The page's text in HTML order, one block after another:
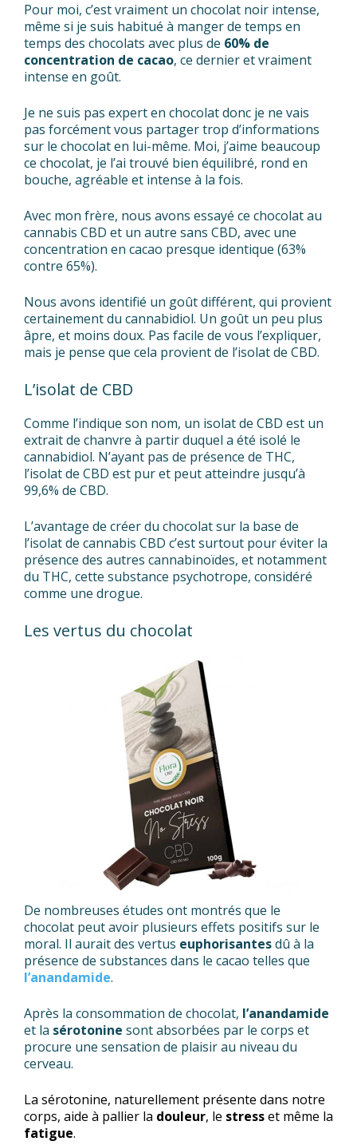
Pour moi, c’est vraiment un chocolat noir intense,
même si je suis habitué à manger de temps en
temps des chocolats avec plus de 60% de
concentration de cacao, ce dernier et vraiment
intense en goût.
Je ne suis pas expert en chocolat donc je ne vais
pas forcément vous partager trop d’informations
sur le chocolat en lui-même. Moi, j’aime beaucoup
ce chocolat, je l’ai trouvé bien équilibré, rond en
bouche, agréable et intense à la fois.
Avec mon frère, nous avons essayé ce chocolat au
cannabis CBD et un autre sans CBD, avec une
concentration en cacao presque identique (63%
contre 65%).
Nous avons identifié un goût différent, qui provient
certainement du cannabidiol. Un goût un peu plus
âpre, et moins doux. Pas facile de vous l’expliquer,
mais je pense que cela provient de l’isolat de CBD.
L’isolat de CBD
Comme l’indique son nom, un isolat de CBD est un
extrait de chanvre à partir duquel a été isolé le
cannabidiol. N’ayant pas de présence de THC,
l’isolat de CBD est pur et peut atteindre jusqu’à
99,6% de CBD.
L’avantage de créer du chocolat sur la base de
l’isolat de cannabis CBD c’est surtout pour éviter la
présence des autres cannabinoïdes, et notamment
du THC, cette substance psychotrope, considéré
comme une drogue.
Les vertus du chocolat
De nombreuses études ont montrés que le
chocolat peut avoir plusieurs effets positifs sur le
moral. Il aurait des vertus euphorisantesdû à la
présence de substances dans le cacao telles que
l’anandamide.
Après la consommation de chocolat, l’anandamide
et la sérotonine sont absorbées par le corps et
procure une sensation de plaisir au niveau du
cerveau.
La sérotonine, naturellement présente dans notre
corps, aide à pallier la douleur, le stresset même la
fatigue.